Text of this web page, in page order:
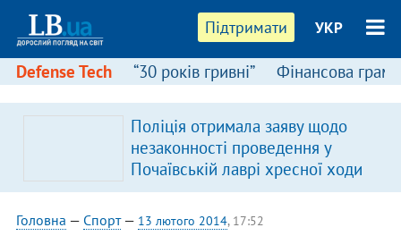
Підтримати УКР
Defense Tech “30 років гривні” Фінансова
Поліція отримала заяву щодо
незаконності проведення у
Почаївській лаврі хресної ходи
Головна — Спорт— 13 лютого 2014, 17:52